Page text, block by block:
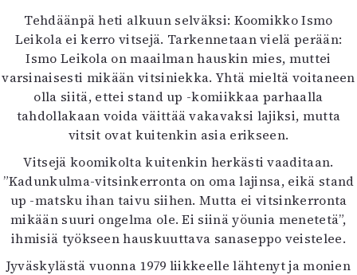
In English
Esitystaide
Arkisto
Lehdet
4/2026
1/2026
6/2025
5/2025 saame
5/2025
Lehtiarkisto
Tehdäänpä heti alkuun selväksi: Koomikko Ismo
Leikola ei kerro vitsejä. Tarkennetaan vielä perään:
Ismo Leikola on maailman hauskin mies, muttei
varsinaisesti mikään vitsiniekka. Yhtä mieltä voitaneen
olla siitä, ettei stand up -komiikkaa parhaalla
tahdollakaan voida väittää vakavaksi lajiksi, mutta
vitsit ovat kuitenkin asia erikseen.
Vitsejä koomikolta kuitenkin herkästi vaaditaan.
”Kadunkulma-vitsinkerronta on oma lajinsa, eikä stand
up -matsku ihan taivu siihen. Mutta ei vitsinkerronta
mikään suuri ongelma ole. Ei siinä yöunia menetetä”,
ihmisiä työkseen hauskuuttava sanaseppo veistelee.
Jyväskylästä vuonna 1979 liikkeelle lähtenyt ja monien